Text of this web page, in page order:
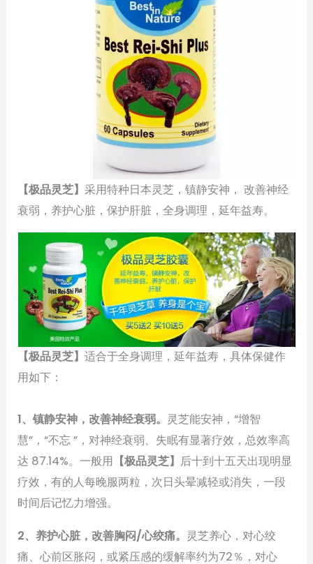
【极品灵芝】采用特种日本灵芝，镇静安神， 改善神经
衰弱，养护心脏，保护肝脏，全身调理，延年益寿。
【极品灵芝】适合于全身调理，延年益寿，具体保健作
用如下：
1、镇静安神，改善神经衰弱。 灵芝能安神，“增智
慧”，“不忘 ”，对神经衰弱、失眠有显著疗效，总效率高
达 87.14%。一般用 【极品灵芝】 后十到十五天出现明显
疗效，有的人每晚服两粒，次日头晕减轻或消失，一段
时间后记忆力增强。
2、养护心脏，改善胸闷/心绞痛。 灵芝养心，对心绞
痛、心前区胀闷，或紧压感的缓解率约为72％，对心